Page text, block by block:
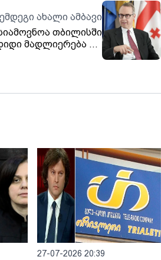
ახალი ამბავი
თბილისში
მადლიერება და
მრავალ მეგობარს
27-07-2026 20:39